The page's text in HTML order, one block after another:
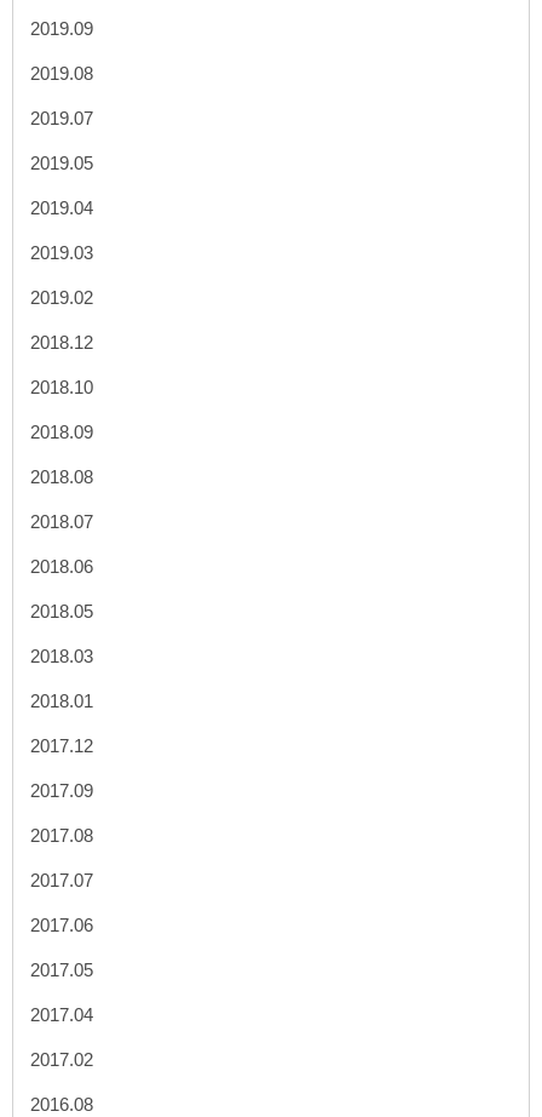
2019.09
2019.08
2019.07
2019.05
2019.04
2019.03
2019.02
2018.12
2018.10
2018.09
2018.08
2018.07
2018.06
2018.05
2018.03
2018.01
2017.12
2017.09
2017.08
2017.07
2017.06
2017.05
2017.04
2017.02
2016.08